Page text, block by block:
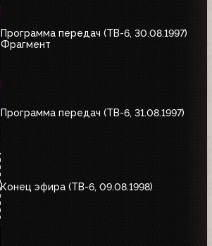
Программа передач (ТВ-6, 30.08.1997)
Фрагмент
Программа передач (ТВ-6, 31.08.1997)
Конец эфира (ТВ-6, 09.08.1998)